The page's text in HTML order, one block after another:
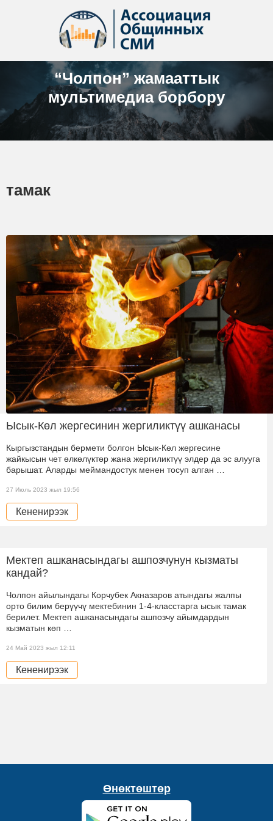
“Чолпон” жамааттык
мультимедиа борбору
тамак
Ысык-Көл жергесинин жергиликтүү ашканасы
Кыргызстандын бермети болгон Ысык-Көл жергесине
жайкысын чет өлкөлүктөр жана жергиликтүү элдер да эс алууга
барышат. Аларды меймандостук менен тосуп алган …
27 Июль 2023 жыл 19:56
Кененирээк
Мектеп ашканасындагы ашпозчунун кызматы
кандай?
Чолпон айылындагы Корчубек Акназаров атындагы жалпы
орто билим берүүчү мектебинин 1-4-класстарга ысык тамак
берилет. Мектеп ашканасындагы ашпозчу айымдардын
кызматын көп …
24 Май 2023 жыл 12:11
Кененирээк
Өнөктөштөр